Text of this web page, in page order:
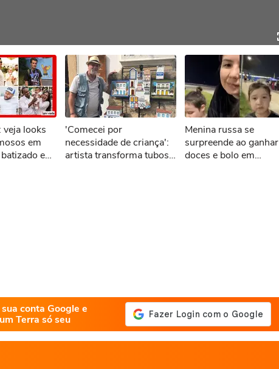
veja looks
em
e
'Comecei por
necessidade de criança':
artista transforma tubos
Menina russa se
surpreende ao ganhar
doces e bolo em
conta Google e
Terra só seu